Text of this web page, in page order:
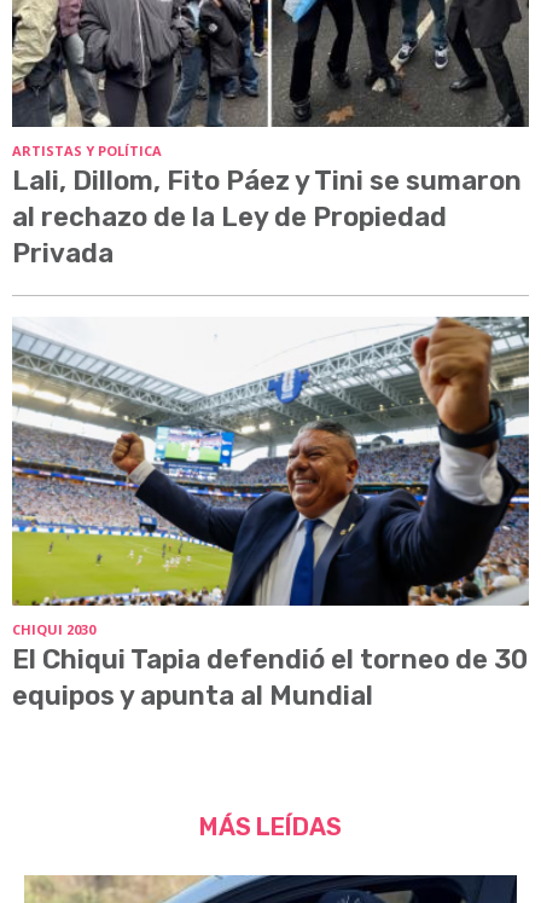
ARTISTAS Y POLÍTICA
Lali, Dillom, Fito Páez y Tini se sumaron
al rechazo de la Ley de Propiedad
Privada
CHIQUI 2030
El Chiqui Tapia defendió el torneo de 30
equipos y apunta al Mundial
MÁS LEÍDAS